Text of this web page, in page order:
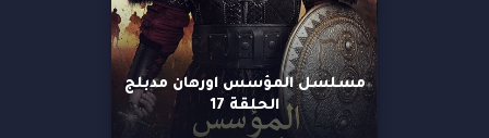
مسلسل المؤسس اورهان مدبلج
الحلقة 17